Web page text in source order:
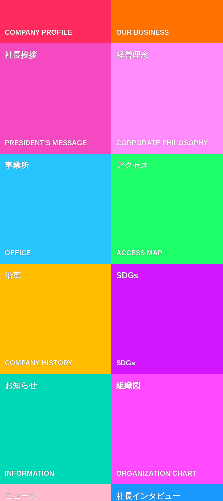
COMPANY PROFILE OUR BUSINESS
社長挨拶
PRESIDENT'S MESSAGE
経営理念
CORPORATE PHILOSOPHY
事業所
OFFICE
アクセス
ACCESS MAP
沿革
COMPANY HISTORY
SDGs
SDGs
お知らせ
INFORMATION
組織図
ORGANIZATION CHART
ニュース 社長インタビュー